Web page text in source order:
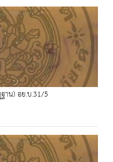
าน) อย.บ.31/5